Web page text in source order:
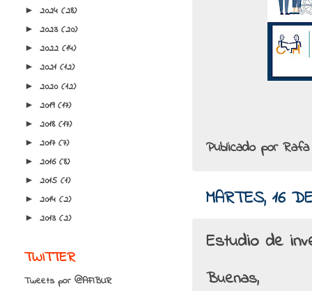
Publicado por Rafa
MARTES, 16
Estudio de
Buenas,
► 2024 (28)
► 2023 (20)
► 2022 (14)
► 2021 (12)
► 2020 (12)
► 2019 (17)
► 2018 (17)
► 2017 (7)
► 2016 (8)
► 2015 (1)
► 2014 (2)
► 2013 (2)
TWITTER
Tweets por @AFIBUR